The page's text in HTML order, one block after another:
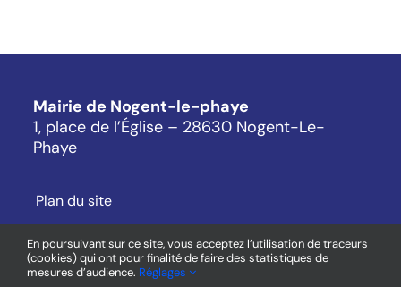
Mairie de Nogent-le-phaye
1, place de l’Église – 28630 Nogent-Le-
Phaye
Plan du site
Cookies
En poursuivant sur ce site, vous acceptez l’utilisation de traceurs
(cookies) qui ont pour finalité de faire des statistiques de
mesures d’audience. Réglages